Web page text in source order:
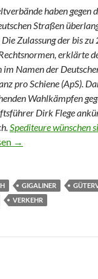
haben gegen
Straßen
Zulassung der bis
erklärte
Namen der
pro Schiene (ApS).
Wahlkämpfen
Dirk Flege
Spediteure wünschen
klagen gegen
→
GIGALINER
VERKEHR